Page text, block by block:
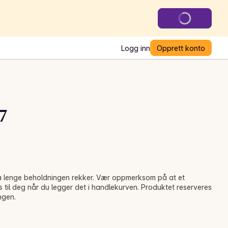
Logg inn Opprett konto
lenge beholdningen rekker. Vær oppmerksom på at et
deg når du legger det i handlekurven. Produktet reserveres